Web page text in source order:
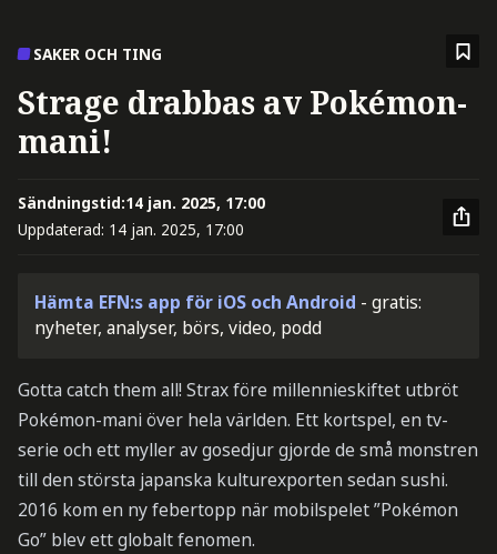
SAKER OCH TING
Strage drabbas av Pokémon-
mani!
Sändningstid:14 jan. 2025, 17:00
Uppdaterad: 14 jan. 2025, 17:00
Hämta EFN:s app för iOS och Android - gratis:
nyheter, analyser, börs, video, podd
Gotta catch them all! Strax före millennieskiftet utbröt
Pokémon-mani över hela världen. Ett kortspel, en tv-
serie och ett myller av gosedjur gjorde de små monstren
till den största japanska kulturexporten sedan sushi.
2016 kom en ny febertopp när mobilspelet ”Pokémon
Go” blev ett globalt fenomen.